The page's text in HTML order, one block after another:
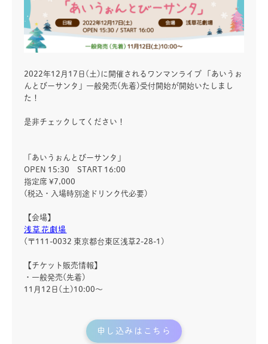
2022年12月17日(土)に開催されるワンマンライブ 「あいうぉ
んとびーサンタ」一般発売(先着)受付開始が開始いたしまし
た！
是非チェックしてください！
「あいうぉんとびーサンタ」
OPEN 15:30 START 16:00
指定席 ¥7,000
(税込・入場時別途ドリンク代必要)
【会場】
浅草花劇場
(〒111-0032 東京都台東区浅草2-28-1)
【チケット販売情報】
・一般発売(先着)
11月12日(土)10:00〜
申し込みはこちら